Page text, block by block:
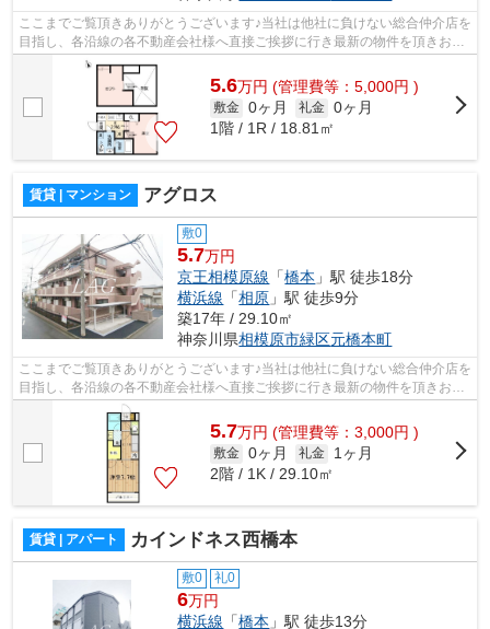
ここまでご覧頂きありがとうございます♪当社は他社に負けない総合仲介店を
目指し、各沿線の各不動産会社様へ直接ご挨拶に行き最新の物件を頂きお客
様へ提供しております！最新の情報は...
5.6万円 (管理費等：5,000円 )
敷金 0ヶ月 礼金 0ヶ月
1階 / 1R / 18.81㎡
賃貸 | マンション アグロス
敷0
5.7万円
京王相模原線 「橋本 」駅 徒歩18分
横浜線 「相原 」駅 徒歩9分
築17年 / 29.10㎡
神奈川県相模原市緑区元橋本町
ここまでご覧頂きありがとうございます♪当社は他社に負けない総合仲介店を
目指し、各沿線の各不動産会社様へ直接ご挨拶に行き最新の物件を頂きお客
様へ提供しております！最新の情報は...
5.7万円 (管理費等：3,000円 )
敷金 0ヶ月 礼金
1ヶ月
2階 / 1K / 29.10㎡
賃貸 | アパート カインドネス西橋本
敷0 礼0
6万円
横浜線 「橋本 」駅 徒歩13分